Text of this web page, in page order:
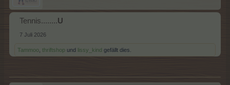
Tennis........U
7 Juli 2026
Tammoo thriftshop und lissy_kind gefällt dies.